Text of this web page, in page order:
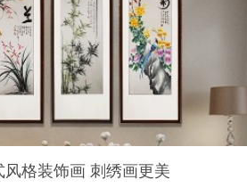
风格装饰画 刺绣画更美